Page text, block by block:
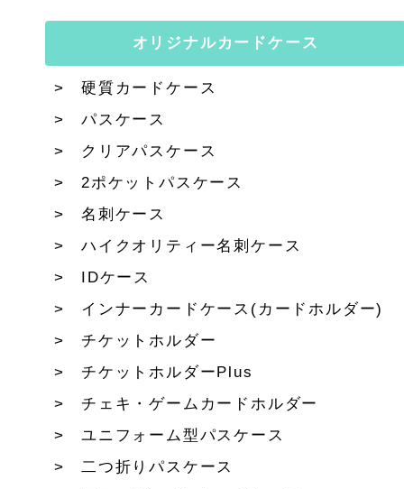
オリジナルカードケース
硬質カードケース
パスケース
クリアパスケース
2ポケットパスケース
名刺ケース
ハイクオリティー名刺ケース
IDケース
インナーカードケース(カードホルダー)
チケットホルダー
チケットホルダーPlus
チェキ・ゲームカードホルダー
ユニフォーム型パスケース
二つ折りパスケース